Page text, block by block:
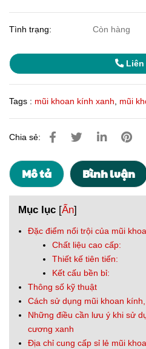
Tình trạng: Còn hàng
Liên
Tags : mũi khoan kính xanh mũi
Chia sẻ:
Mô tả Bình luận
Mục lục [Ẩn]
Đặc điểm nổi trội của mũi
Chất liệu cao cấp:
Thiết kế tiên tiến:
Kết cấu bền bỉ:
Thông số kỹ thuật
Cách sử dụng mũi khoan
Những điều cần lưu ý khi sử
cương xanh
Địa chỉ cung cấp sỉ lẻ mũi